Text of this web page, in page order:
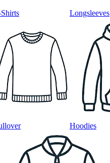
Longsleeves
Hoodies